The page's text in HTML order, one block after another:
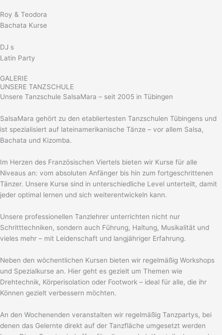
Roy & Teodora
Bachata Kurse
DJ s
Latin Party
GALERIE
UNSERE TANZSCHULE
Unsere Tanzschule SalsaMara – seit 2005 in Tübingen
SalsaMara gehört zu den etabliertesten Tanzschulen Tübingens und
ist spezialisiert auf lateinamerikanische Tänze – vor allem Salsa,
Bachata und Kizomba.
Im Herzen des Französischen Viertels bieten wir Kurse für alle
Niveaus an: vom absoluten Anfänger bis hin zum fortgeschrittenen
Tänzer. Unsere Kurse sind in unterschiedliche Level unterteilt, damit
jeder optimal lernen und sich weiterentwickeln kann.
Unsere professionellen Tanzlehrer unterrichten nicht nur
Schritttechniken, sondern auch Führung, Haltung, Musikalität und
vieles mehr – mit Leidenschaft und langjähriger Erfahrung.
Neben den wöchentlichen Kursen bieten wir regelmäßig Workshops
und Spezialkurse an. Hier geht es gezielt um Themen wie
Drehtechnik, Körperisolation oder Footwork – ideal für alle, die ihr
Können gezielt verbessern möchten.
An den Wochenenden veranstalten wir regelmäßig Tanzpartys, bei
denen das Gelernte direkt auf der Tanzfläche umgesetzt werden